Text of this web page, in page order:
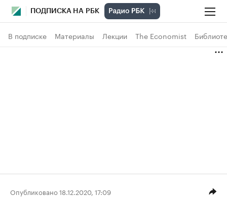
ПОДПИСКА НА РБК
В подписке Материалы Лекции The Economist
Опубликовано 18.12.2020, 17:09